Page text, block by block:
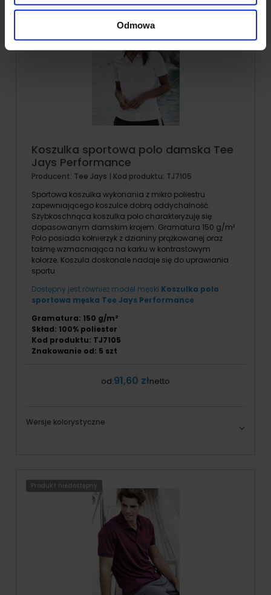
korzystania z ich usług.
Odmowa
Koszulka sportowa polo damska Tee
Jays Performance
Producent: Tee Jays | Kod produktu: TJ7105
Sportowa koszulka wykonania z mikro poliestru
zapewniającego koszulce dobrą oddychalność.
Szybkoschnąca koszulka polo charakteryzuję się
dopasowanym damskim krojem. Gramatura 150 g/m².
Polo posiada kołnierzyk z dzianiny prążkowanej oraz
taśmę wzmacniająca na karku w kontrastowym
kolorze. Koszula doskonale nadaje się do uprawiania
sportu
Dostępny jest również model męski Koszulka polo
sportowa męska Tee Jays Performance
Gramatura: 150 g/m²
Skład: 100% poliester
Kod produktu: TJ7105
Znakowanie od: 5 szt
od:91,60 złnetto
Wersje kolorystyczne
Produkt niedostępny
Produkt niedostępny